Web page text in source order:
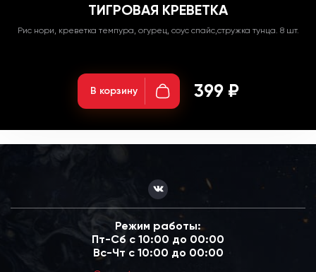
ТИГРОВАЯ КРЕВЕТКА
Рис нори, креветка темпура, огурец, соус спайс,стружка тунца. 8 шт.
В корзину 399 ₽
Режим работы:
Пт-Сб с 10:00 до 00:00
Вс-Чт с 10:00 до 00:00